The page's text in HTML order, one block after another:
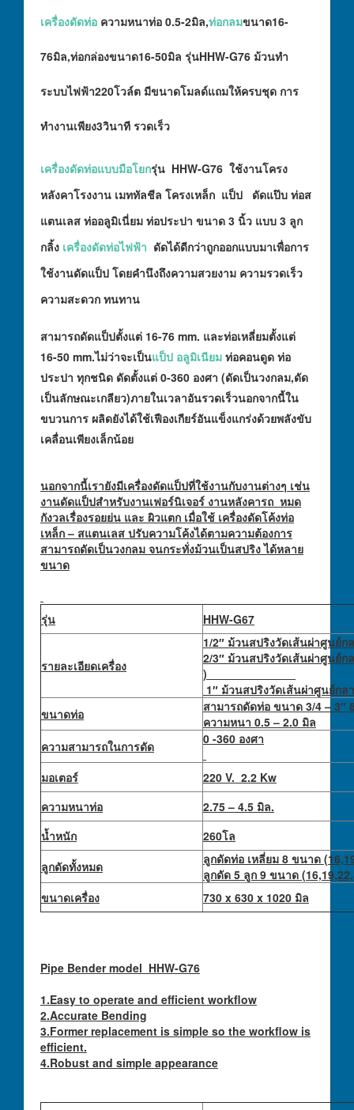
เครื่องดัดท่อ ความหนาท่อ 0.5-2มิล,ท่อกลมขนาด16-
76มิล,ท่อกล่องขนาด16-50มิล รุ่นHHW-G76 ม้วนทำ
ระบบไฟฟ้า220โวล์ต มีขนาดโมลด์แถมให้ครบชุด การ
ทำงานเพียง3วินาที รวดเร็ว
เครื่องดัดท่อแบบมือโยกรุ่น HHW-G76 ใช้งานโครง
หลังคาโรงงาน เมททัลชีล โครงเหล็ก แป็ป ดัดแป๊บ ท่อส
แตนเลส ท่ออลูมิเนี่ยม ท่อประปา ขนาด 3 นิ้ว แบบ 3 ลูก
กลิ้ง เครื่องดัดท่อไฟฟ้า ดัดได้ดีกว่าถูกออกแบบมาเพื่อการ
ใช้งานดัดแป็ป โดยคำนึงถึงความสวยงาม ความรวดเร็ว
ความสะดวก ทนทาน
สามารถดัดแป็ปตั้งแต่ 16-76 mm. และท่อเหลี่ยมตั้งแต่
16-50 mm.ไม่ว่าจะเป็นแป็ป อลูมิเนียม ท่อคอนดูด ท่อ
ประปา ทุกชนิด ดัดตั้งแต่ 0-360 องศา (ดัดเป็นวงกลม,ดัด
เป็นลักษณะเกลียว)ภายในเวลาอันรวดเร็วนอกจากนี้ใน
ขบวนการ ผลิดยังได้ใช้เฟืองเกียร์อันแข็งแกร่งด้วยพลังขับ
เคลื่อนเพียงเล็กน้อย
นอกจากนี้เรายังมีเครื่องดัดแป็ปที่ใช้งานกับงานต่างๆ เช่น
งานดัดแป็ปสำหรับงานเฟอร์นิเจอร์ งานหลังคารถ หมด
กังวลเรื่องรอยย่น และ ผิวแตก เมื่อใช้ เครื่องดัดโค้งท่อ
เหล็ก – สแตนเลส ปรับความโค้งได้ตามความต้องการ
สามารถดัดเป็นวงกลม จนกระทั่งม้วนเป็นสปริง ได้หลาย
ขนาด
รุ่น HHW-G67
รายละเอียดเครื่อง
1/2″ ม้วนสปริงวัดเส้นผ่าศูน
2/3″ ม้วนสปริงวัดเส้นผ่าศูนย์
)
1″ ม้วนสปริงวัดเส้นผ่าศูนย์ก
ขนาดท่อ
สามารถดัดท่อ ขนาด 3/4 – 3″
ความหนา 0.5 – 2.0 มิล
ความสามารถในการดัด
0 -360 องศา
มอเตอร์
220 V. 2.2 Kw
ความหนาท่อ
2.75 – 4.5 มิล.
น้ำหนัก
260โล
ลูกดัดทั้งหมด
ลูกดัดท่อ เหลี่ยม 8 ขนาด
ลูกดัด 5 ลูก 9 ขนาด
ขนาดเครื่อง
730 x 630 x 1020 มิล
Pipe Bender model HHW-G76
1.Easy to operate and efficient workflow
2.Accurate Bending
3.Former replacement is simple so the workflow is
efficient.
4.Robust and simple appearance